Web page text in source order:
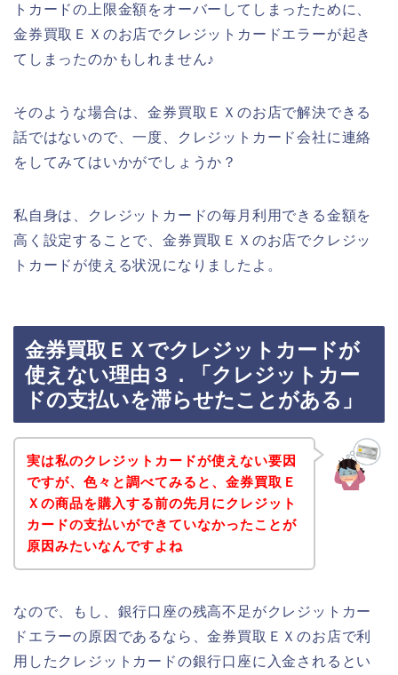
トカードの上限金額をオーバーしてしまったために、
金券買取ＥＸのお店でクレジットカードエラーが起き
てしまったのかもしれません♪
そのような場合は、金券買取ＥＸのお店で解決できる
話ではないので、一度、クレジットカード会社に連絡
をしてみてはいかがでしょうか？
私自身は、クレジットカードの毎月利用できる金額を
高く設定することで、金券買取ＥＸのお店でクレジッ
トカードが使える状況になりましたよ。
金券買取ＥＸでクレジットカードが
使えない理由３．「クレジットカー
ドの支払いを滞らせたことがある」
実は私のクレジットカードが使えない要因
ですが、色々と調べてみると、金券買取Ｅ
Ｘの商品を購入する前の先月にクレジット
カードの支払いができていなかったことが
原因みたいなんですよね
なので、もし、銀行口座の残高不足がクレジットカー
ドエラーの原因であるなら、金券買取ＥＸのお店で利
用したクレジットカードの銀行口座に入金されるとい